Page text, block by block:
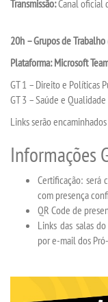
Transmissão:Canal oficial
20h – Grupos de
Plataforma: Microsoft
GT 1 – Direito e Políticas
GT 3 – Saúde e
Links serão
Informações
Certificação: será
com presença
QR Code de
Links das salas
por e-mail dos